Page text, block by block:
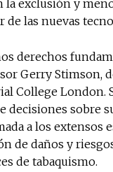
exclusión y
las nuevas
derechos
Gerry Stimson,
College London.
decisiones sobre
a los
de daños y
de tabaquismo.